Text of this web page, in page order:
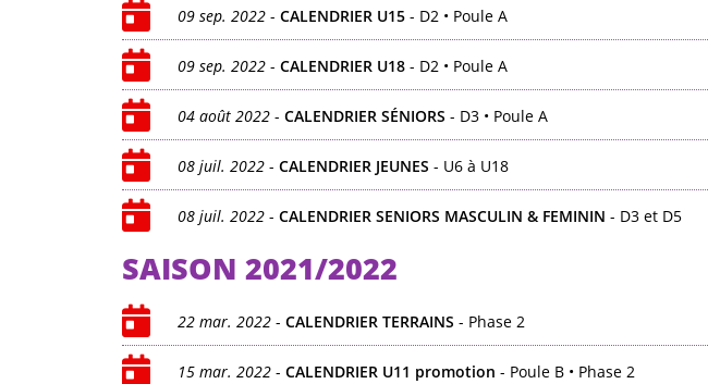
09 sep. 2022 - CALENDRIER U15- D2 • Poule A
09 sep. 2022 - CALENDRIER U18- D2 • Poule A
04 août 2022 - CALENDRIER SÉNIORS - D3 • Poule A
08 juil. 2022 - CALENDRIER JEUNES - U6 à U18
08 juil. 2022 - CALENDRIER SENIORS MASCULIN & FEMININ - D3 et D5
SAISON 2021/2022
22 mar. 2022 - CALENDRIER TERRAINS - Phase 2
15 mar. 2022 - CALENDRIER U11 promotion - Poule B • Phase 2